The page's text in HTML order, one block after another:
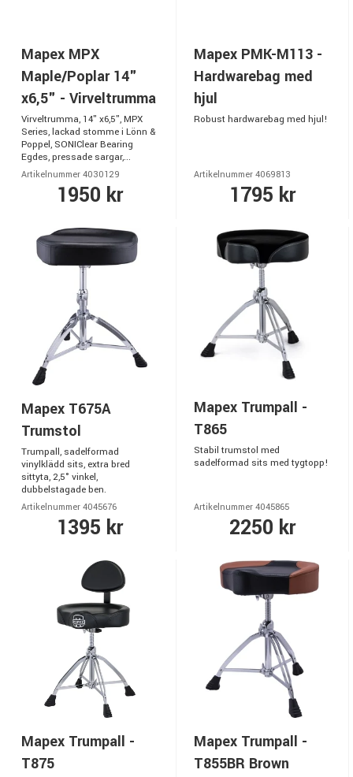
Mapex MPX
Maple/Poplar 14"
x6,5" - Virveltrumma
Virveltrumma, 14" x6,5", MPX
Series, lackad stomme i Lönn &
Poppel, SONIClear Bearing
Egdes, pressade sargar,...
Artikelnummer 4030129
1950 kr
Mapex PMK-M113 -
Hardwarebag med
hjul
Robust hardwarebag med hjul!
Artikelnummer 4069813
1795 kr
Mapex T675A
Trumstol
Trumpall, sadelformad
vinylklädd sits, extra bred
sittyta, 2,5° vinkel,
dubbelstagade ben.
Artikelnummer 4045676
1395 kr
Mapex Trumpall -
T865
Stabil trumstol med
sadelformad sits med tygtopp!
Artikelnummer 4045865
2250 kr
Mapex Trumpall -
T875
Mapex Trumpall -
T855BR Brown